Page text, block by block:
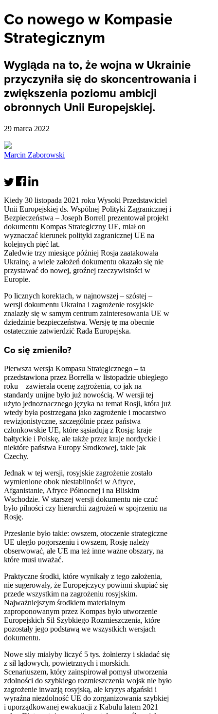
Co nowego w Kompasie
Strategicznym
Wygląda na to, że wojna w Ukrainie
przyczyniła się do skoncentrowania i
zwiększenia poziomu ambicji
obronnych Unii Europejskiej.
29 marca 2022
Marcin Zaborowski
Kiedy 30 listopada 2021 roku Wysoki Przedstawiciel
Unii Europejskiej ds. Wspólnej Polityki Zagranicznej i
Bezpieczeństwa – Joseph Borrell prezentował projekt
dokumentu Kompas Strategiczny UE, miał on
wyznaczać kierunek polityki zagranicznej UE na
kolejnych pięć lat.
Zaledwie trzy miesiące później Rosja zaatakowała
Ukrainę, a wiele założeń dokumentu okazało się nie
przystawać do nowej, groźnej rzeczywistości w
Europie.
Po licznych korektach, w najnowszej – szóstej –
wersji dokumentu Ukraina i zagrożenie rosyjskie
znalazły się w samym centrum zainteresowania UE w
dziedzinie bezpieczeństwa. Wersję tę ma obecnie
ostatecznie zatwierdzić Rada Europejska.
Co się zmieniło?
Pierwsza wersja Kompasu Strategicznego – ta
przedstawiona przez Borrella w listopadzie ubiegłego
roku – zawierała ocenę zagrożenia, co jak na
standardy unijne było już nowością. W wersji tej
użyto jednoznacznego języka na temat Rosji, która już
wtedy była postrzegana jako zagrożenie i mocarstwo
rewizjonistyczne, szczególnie przez państwa
członkowskie UE, które sąsiadują z Rosją: kraje
bałtyckie i Polskę, ale także przez kraje nordyckie i
niektóre państwa Europy Środkowej, takie jak
Czechy.
Jednak w tej wersji, rosyjskie zagrożenie zostało
wymienione obok niestabilności w Afryce,
Afganistanie, Afryce Północnej i na Bliskim
Wschodzie. W starszej wersji dokumentu nie czuć
było pilności czy hierarchii zagrożeń w spojrzeniu na
Rosję.
Przesłanie było takie: owszem, otoczenie strategiczne
UE uległo pogorszeniu i owszem, Rosję należy
obserwować, ale UE ma też inne ważne obszary, na
które musi uważać.
Praktyczne środki, które wynikały z tego założenia,
nie sugerowały, że Europejczycy powinni skupiać się
przede wszystkim na zagrożeniu rosyjskim.
Najważniejszym środkiem materialnym
zaproponowanym przez Kompas było utworzenie
Europejskich Sił Szybkiego Rozmieszczenia, które
pozostały jego podstawą we wszystkich wersjach
dokumentu.
Nowe siły miałyby liczyć 5 tys. żołnierzy i składać się
z sił lądowych, powietrznych i morskich.
Scenariuszem, który zainspirował pomysł utworzenia
zdolności do szybkiego rozmieszczenia wojsk nie było
zagrożenie inwazją rosyjską, ale kryzys afgański i
wyraźna niezdolność UE do zorganizowania szybkiej
i uporządkowanej ewakuacji z Kabulu latem 2021